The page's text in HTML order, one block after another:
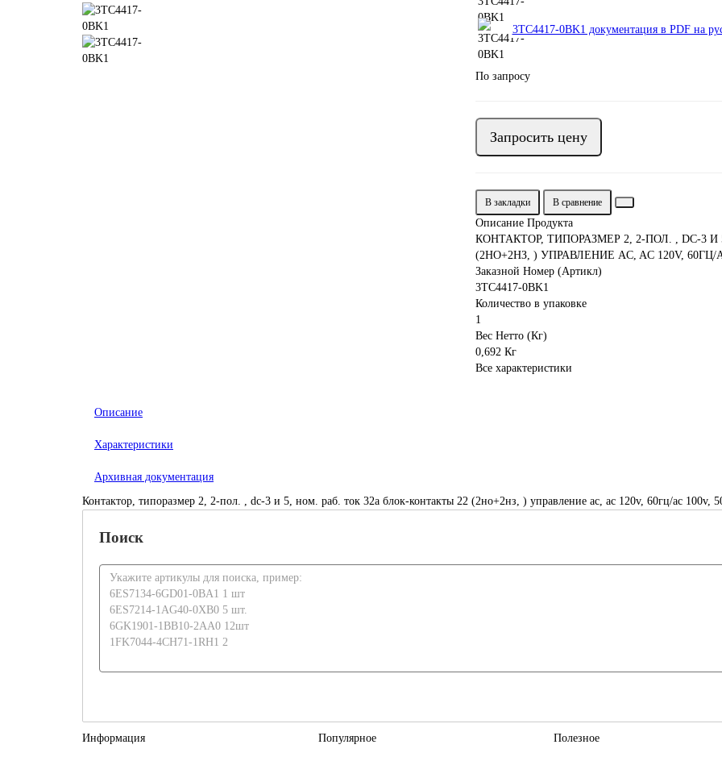
3TC4417-0BK1 документация в PDF на
По запросу
Запросить цену
В закладки В сравнение
Описание Продукта
КОНТАКТОР, ТИПОРАЗМЕР 2, 2-ПОЛ. , DC-3
(2НО+2НЗ, ) УПРАВЛЕНИЕ AC, AC 120V, 60ГЦ/
Заказной Номер (Артикл)
3TC4417-0BK1
Количество в упаковке
1
Вес Нетто (Кг)
0,692 Кг
Все характеристики
Описание
Характеристики
Архивная документация
Контактор, типоразмер 2, 2-пол. , dc-3 и 5, ном. раб. ток 32a блок-контакты 22 (2но+2нз, ) управление ac, ac 120v, 60гц/ac 100v,
Поиск
Информация Популярное Полезное